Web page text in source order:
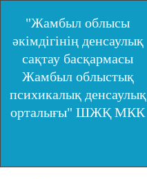
"Жамбыл облысы
әкімдігінің денсаулық
сақтау басқармасы
Жамбыл облыстық
психикалық денсаулық
орталығы" ШЖҚ МКК